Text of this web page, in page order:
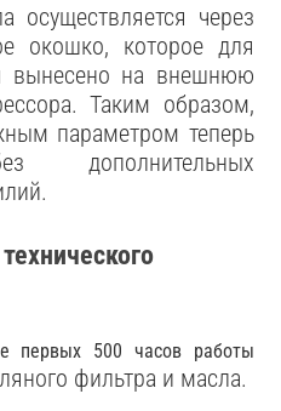
осуществляется через
окошко, которое для
вынесено на внешнюю
Таким образом,
параметром теперь
дополнительных
первых 500 часов работы
фильтра и масла.